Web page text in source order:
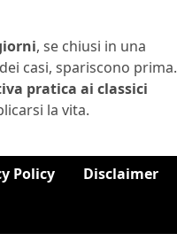
, se chiusi in una
casi, spariscono prima.
pratica ai classici
la vita.
Policy Disclaimer